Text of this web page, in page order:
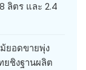
ลิตร และ 2.4
ยอดขายพุ่ง
ยชิงฐานผลิต